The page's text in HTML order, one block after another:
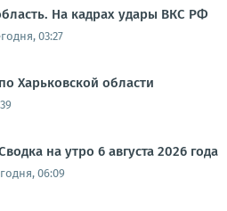
На кадрах удары ВКС РФ
03:27
Харьковской области
на утро 6 августа 2026 года
06:09